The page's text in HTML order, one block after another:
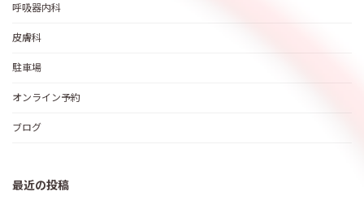
呼吸器内科
皮膚科
駐車場
オンライン予約
ブログ
最近の投稿